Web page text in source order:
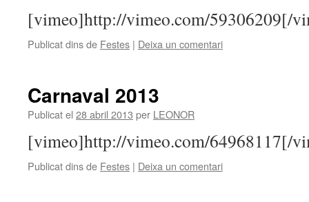
[vimeo]http://vimeo.com/59306209[/
Publicat dins de Festes | Deixa un comentari
Carnaval 2013
Publicat el 28 abril 2013 per LEONOR
[vimeo]http://vimeo.com/64968117[/
Publicat dins de Festes | Deixa un comentari